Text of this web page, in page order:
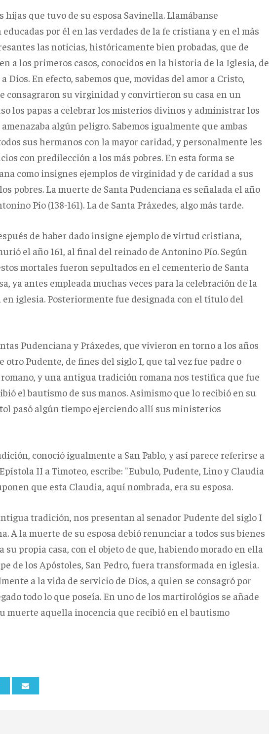
hijas que tuvo de su esposa Savinella. Llamábanse
por él en las verdades de la fe cristiana y en el más
las noticias, históricamente bien probadas, que de
a los primeros casos, conocidos en la historia de la Iglesia, de
En efecto, sabemos que, movidas del amor a Cristo,
consagraron su virginidad y convirtieron su casa en un
los papas a celebrar los misterios divinos y administrar los
algún peligro. Sabemos igualmente que ambas
sus hermanos con la mayor caridad, y personalmente les
con predilección a los más pobres. En esta forma se
como insignes ejemplos de virginidad y de caridad a sus
pobres. La muerte de Santa Pudenciana es señalada el año
Pío (138-161). La de Santa Práxedes, algo más tarde.
de haber dado insigne ejemplo de virtud cristiana,
el año 161, al final del reinado de Antonino Pío. Según
mortales fueron sepultados en el cementerio de Santa
ya antes empleada muchas veces para la celebración de la
iglesia. Posteriormente fue designada con el título del
Pudenciana y Práxedes, que vivieron en torno a los años
otro Pudente, de fines del siglo I, que tal vez fue padre o
y una antigua tradición romana nos testifica que fue
el bautismo de sus manos. Asimismo que lo recibió en su
pasó algún tiempo ejerciendo allí sus ministerios
conoció igualmente a San Pablo, y así parece referirse a
II a Timoteo, escribe: "Eubulo, Pudente, Lino y Claudia
que esta Claudia, aquí nombrada, era su esposa.
tradición, nos presentan al senador Pudente del siglo I
A la muerte de su esposa debió renunciar a todos sus bienes
su propia casa, con el objeto de que, habiendo morado en ella
de los Apóstoles, San Pedro, fuera transformada en iglesia.
a la vida de servicio de Dios, a quien se consagró por
todo lo que poseía. En uno de los martirológios se añade
muerte aquella inocencia que recibió en el bautismo